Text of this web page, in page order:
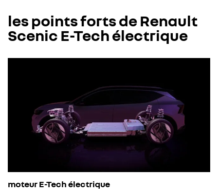
les points forts de Renault
Scenic E-Tech électrique
moteur E-Tech électrique